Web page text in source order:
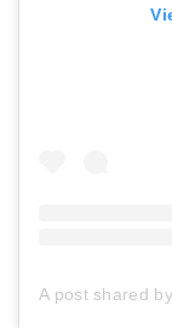
A post shared